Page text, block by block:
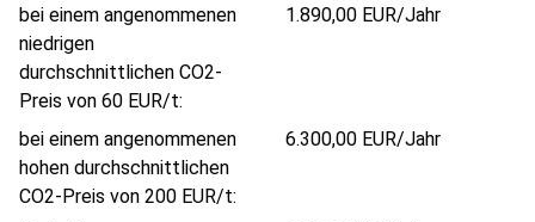
bei einem angenommenen
niedrigen
durchschnittlichen CO2-
Preis von 60 EUR/t:
1.890,00 EUR/Jahr
bei einem angenommenen
hohen durchschnittlichen
CO2-Preis von 200 EUR/t:
6.300,00 EUR/Jahr